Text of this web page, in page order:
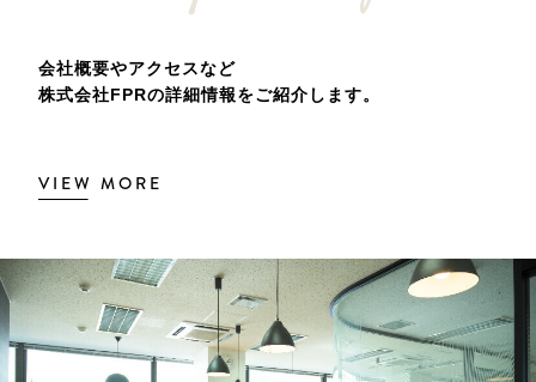
会社概要やアクセスなど
株式会社FPRの詳細情報をご紹介します。
VIEW MORE